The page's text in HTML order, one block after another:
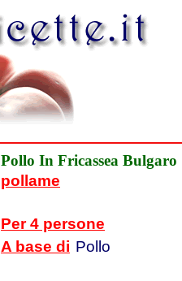
Pollo In Fricassea Bulgaro
pollame
Per 4 persone
A base di Pollo